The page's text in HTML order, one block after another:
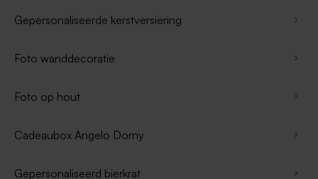
Gepersonaliseerde kerstversiering
Foto wanddecoratie
Foto op hout
Cadeaubox Angelo Dorny
Gepersonaliseerd bierkrat